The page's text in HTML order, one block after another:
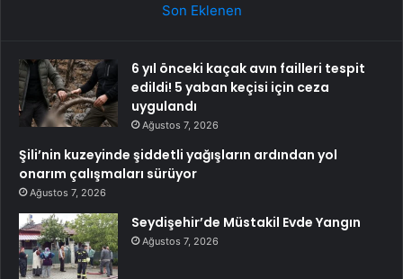
Son Eklenen
6 yıl önceki kaçak avın failleri tespit
edildi! 5 yaban keçisi için ceza
uygulandı
Ağustos 7, 2026
Şili’nin kuzeyinde şiddetli yağışların ardından yol
onarım çalışmaları sürüyor
Ağustos 7, 2026
Seydişehir’de Müstakil Evde Yangın
Ağustos 7, 2026